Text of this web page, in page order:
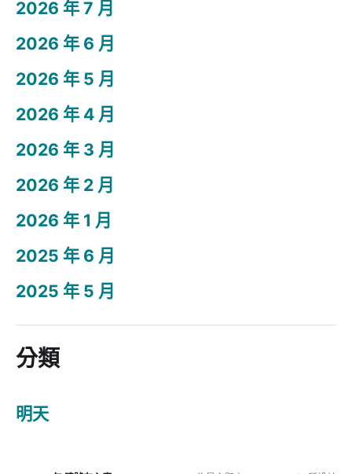
2026 年 7 月
2026 年 6 月
2026 年 5 月
2026 年 4 月
2026 年 3 月
2026 年 2 月
2026 年 1 月
2025 年 6 月
2025 年 5 月
分類
明天